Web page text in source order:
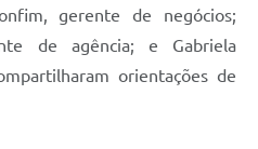
gerente de negócios;
de agência; e Gabriela
orientações de